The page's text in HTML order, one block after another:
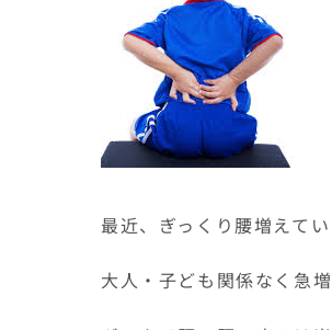
最近、ぎっくり腰増えてい
大人・子ども関係なく急増